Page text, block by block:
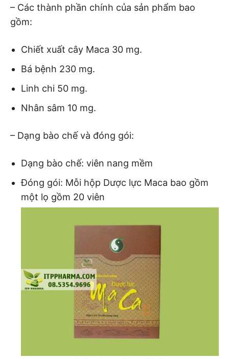
– Các thành phần chính của sản phẩm bao
gồm:
Chiết xuất cây Maca 30 mg.
Bá bệnh 230 mg.
Linh chi 50 mg.
Nhân sâm 10 mg.
– Dạng bào chế và đóng gói:
Dạng bào chế: viên nang mềm
Đóng gói: Mỗi hộp Dược lực Maca bao gồm
một lọ gồm 20 viên